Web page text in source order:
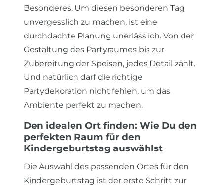
Besonderes. Um diesen besonderen Tag
unvergesslich zu machen, ist eine
durchdachte Planung unerlässlich. Von der
Gestaltung des Partyraumes bis zur
Zubereitung der Speisen, jedes Detail zählt.
Und natürlich darf die richtige
Partydekoration nicht fehlen, um das
Ambiente perfekt zu machen.
Den idealen Ort finden: Wie Du den
perfekten Raum für den
Kindergeburtstag auswählst
Die Auswahl des passenden Ortes für den
Kindergeburtstag ist der erste Schritt zur